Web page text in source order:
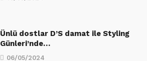
Ünlü dostlar D’S damat ile Styling
Günleri’nde…
06/05/2024